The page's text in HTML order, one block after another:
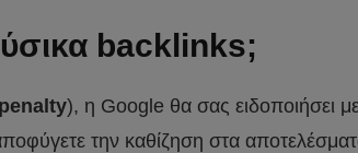
backlinks;
), η Google θα σας ειδοποιήσει
την καθίζηση στα